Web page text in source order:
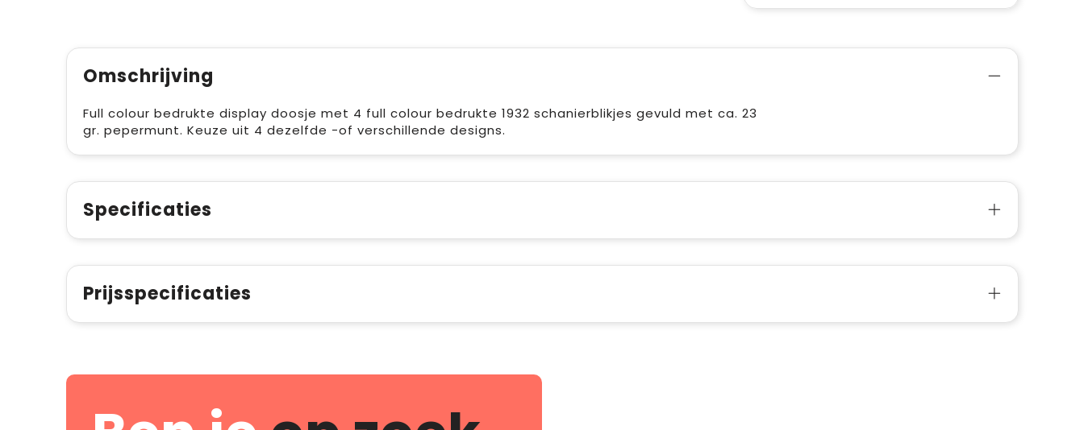
Omschrijving
Full colour bedrukte display doosje met 4 full colour bedrukte 1932 schanierblikjes gevuld met ca. 23
gr. pepermunt. Keuze uit 4 dezelfde -of verschillende designs.
Specificaties
Prijsspecificaties